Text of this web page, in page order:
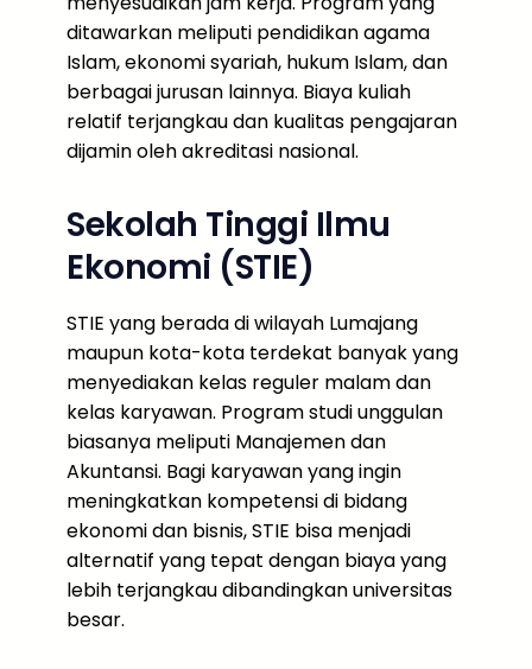
ditawarkan meliputi pendidikan agama
Islam, ekonomi syariah, hukum Islam, dan
berbagai jurusan lainnya. Biaya kuliah
relatif terjangkau dan kualitas pengajaran
dijamin oleh akreditasi nasional.
Sekolah Tinggi Ilmu
Ekonomi (STIE)
STIE yang berada di wilayah Lumajang
maupun kota-kota terdekat banyak yang
menyediakan kelas reguler malam dan
kelas karyawan. Program studi unggulan
biasanya meliputi Manajemen dan
Akuntansi. Bagi karyawan yang ingin
meningkatkan kompetensi di bidang
ekonomi dan bisnis, STIE bisa menjadi
alternatif yang tepat dengan biaya yang
lebih terjangkau dibandingkan universitas
besar.